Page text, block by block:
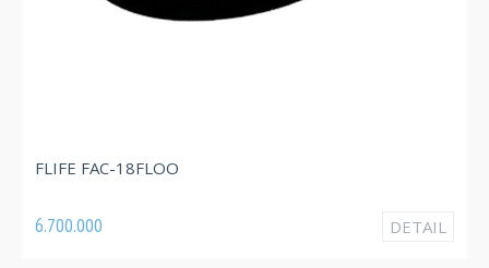
FLIFE FAC-18FLOO
6.700.000 DETAIL